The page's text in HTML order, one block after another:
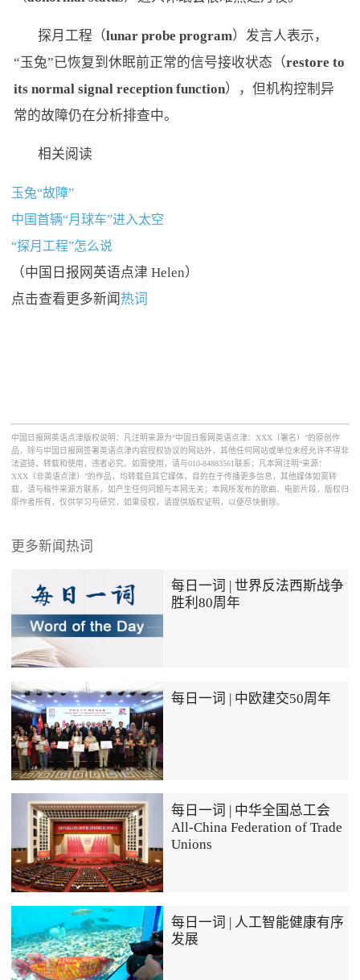
探月工程（lunar probe program）发言人表示，
“玉兔”已恢复到休眠前正常的信号接收状态（restore to
its normal signal reception function），但机构控制异
常的故障仍在分析排查中。
相关阅读
玉兔“故障”
中国首辆“月球车”进入太空
“探月工程”怎么说
（中国日报网英语点津 Helen）
点击查看更多新闻 热词
中国日报网英语点津版权说明：凡注明来源为“中国日报网英语点津：XXX（署名）”的原创作
品，除与中国日报网签署英语点津内容授权协议的网站外，其他任何网站或单位未经允许不得非
法盗链、转载和使用，违者必究。如需使用，请与010-84883561联系；凡本网注明“来源：
XXX（非英语点津）”的作品，均转载自其它媒体，目的在于传播更多信息，其他媒体如需转
载，请与稿件来源方联系，如产生任何问题与本网无关；本网所发布的歌曲、电影片段，版权归
原作者所有，仅供学习与研究，如果侵权，请提供版权证明，以便尽快删除。
更多新闻热词
每日一词 | 世界反法西斯战争
胜利80周年
每日一词 | 中欧建交50周年
每日一词 | 中华全国总工会
All-China Federation of Trade
Unions
每日一词 | 人工智能健康有序
发展